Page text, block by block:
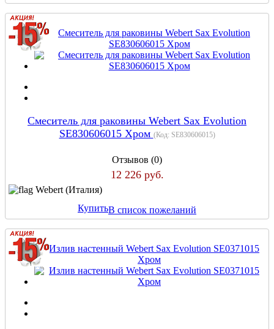
Cмеситель для раковины Webert Sax Evolution
SE830606015 Хром (Код: SE830606015)
Отзывов (0)
12 226 руб.
Webert (Италия)
КупитьВ список пожеланий